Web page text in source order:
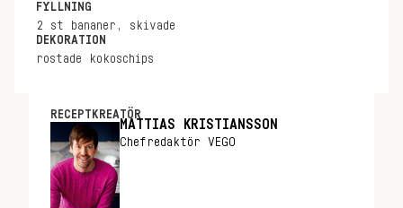
FYLLNING
2 st
bananer, skivade
DEKORATION
rostade kokoschips
RECEPTKREATÖR
MATTIAS KRISTIANSSON
Chefredaktör VEGO